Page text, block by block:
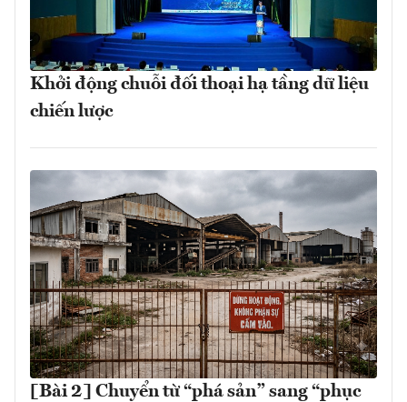
Khởi động chuỗi đối thoại hạ tầng dữ liệu
chiến lược
[Bài 2] Chuyển từ “phá sản” sang “phục